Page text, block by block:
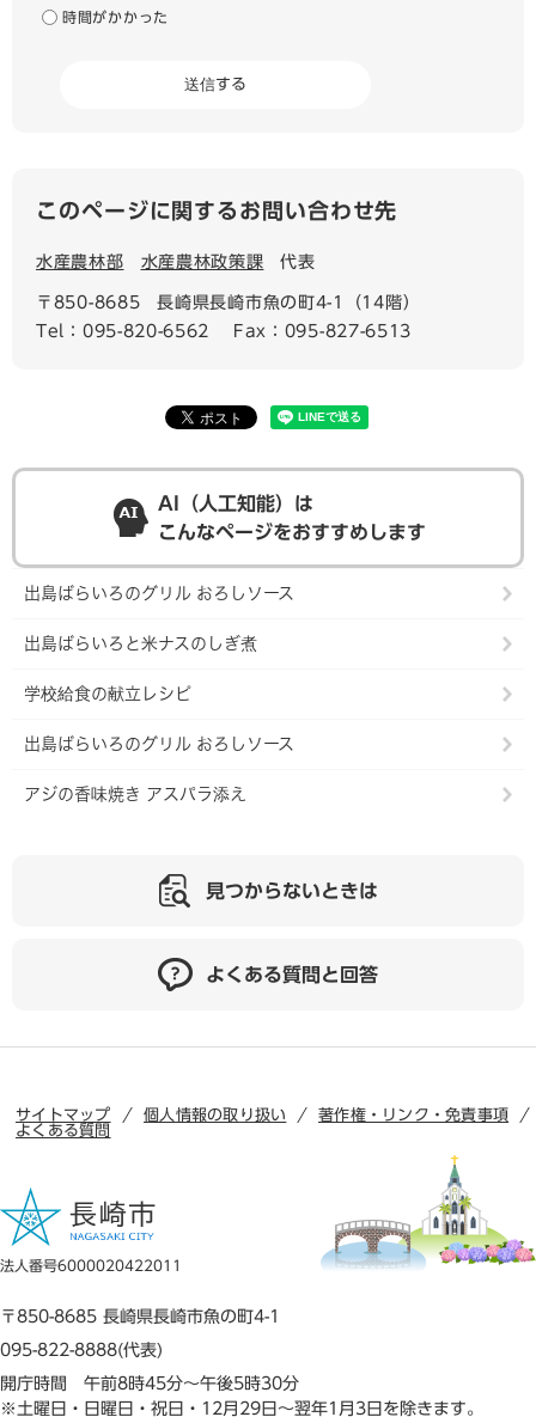
時間がかかった
このページに関するお問い合わせ先
水産農林部 水産農林政策課 代表
〒850-8685
長崎県長崎市魚の町4-1（14階）
Tel：095-820-6562
Fax：095-827-6513
AI（人工知能）は
こんなページをおすすめします
出島ばらいろのグリル おろしソース
出島ばらいろと米ナスのしぎ煮
学校給食の献立レシピ
出島ばらいろのグリル おろしソース
アジの香味焼き アスパラ添え
見つからないときは
よくある質問と回答
サイトマップ 個人情報の取り扱い
著作権・リンク・免責事項
よくある質問
法人番号6000020422011
〒850-8685 長崎県長崎市魚の町4-1
095-822-8888(代表)
開庁時間 午前8時45分～午後5時30分
※土曜日・日曜日・祝日・12月29日～翌年1月3日を除きます。